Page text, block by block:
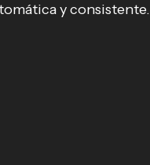
y consistente.